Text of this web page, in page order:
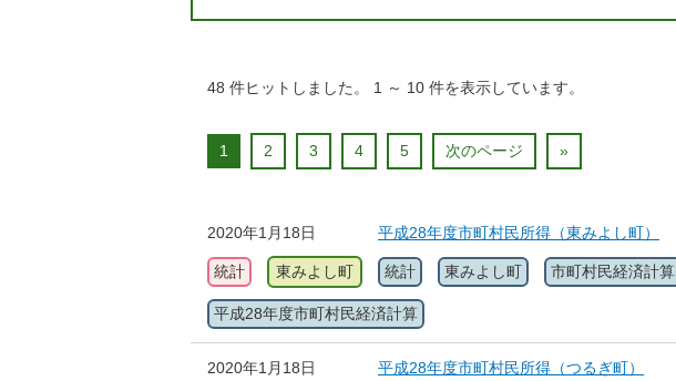
48 件ヒットしました。 1 ～ 10 件を表示しています。
1 2 3 4 5 次のページ »
2020年1月18日 平成28年度市町村民所得（東みよし町）
統計 東みよし町 統計 東みよし町 市町村民経済計算
平成28年度市町村民経済計算
2020年1月18日 平成28年度市町村民所得（つるぎ町）